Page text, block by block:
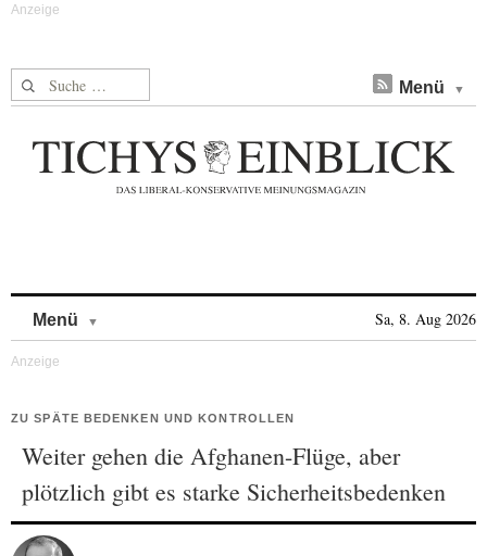
Suche nach: Menü
Menü Sa, 8. Aug 2026
ZU SPÄTE BEDENKEN UND KONTROLLEN
Weiter gehen die Afghanen-Flüge, aber
plötzlich gibt es starke Sicherheitsbedenken